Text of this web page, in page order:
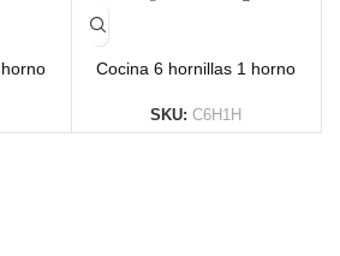
Cocina 6 hornillas 1 horno
SKU:C6H1H